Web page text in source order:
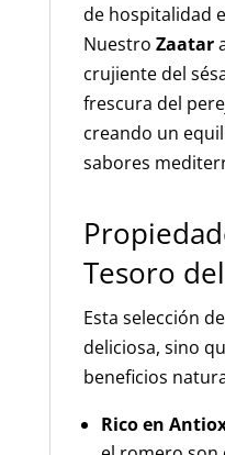
de hospitalidad
Nuestro Zaatar
crujiente del
frescura del
creando un
sabores
Tesoro
Esta selección
deliciosa, sino
beneficios
Rico en